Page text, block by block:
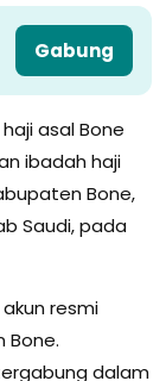
Gabung
asal Bone
ibadah haji
Bone,
Saudi, pada
resmi
Bone.
dalam